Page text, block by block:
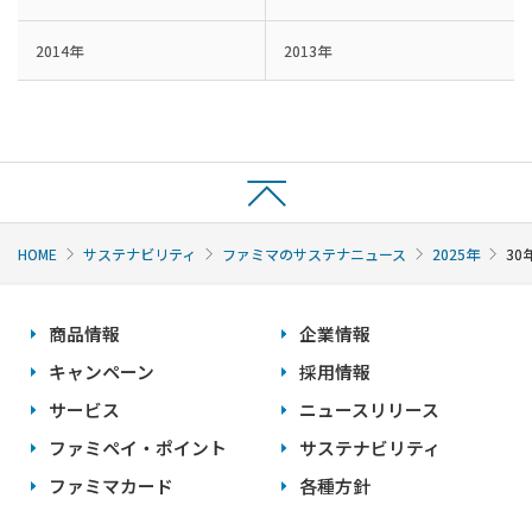
2014年 2013年
HOME サステナビリティ ファミマのサステナニュース 2025年 30
商品情報
キャンペーン
サービス
ファミペイ・ポイント
ファミマカード
企業情報
採用情報
ニュースリリース
サステナビリティ
各種方針